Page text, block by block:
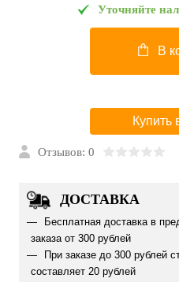
Уточняйте
В
Купить
Отзывов: 0
ДОСТАВКА
Бесплатная доставка в
заказа от 300 рублей
При заказе до 300 рублей
составляет 20 рублей